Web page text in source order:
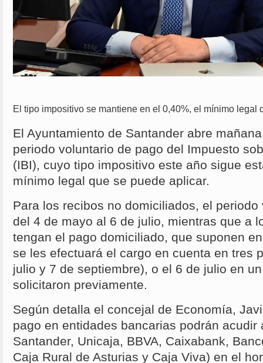
El tipo impositivo se mantiene en el 0,40%, el mínimo legal
El Ayuntamiento de Santander abre
periodo voluntario de pago del Impuesto
(IBI), cuyo tipo impositivo este año sigue
mínimo legal que se puede aplicar.
Para los recibos no domiciliados, el
del 4 de mayo al 6 de julio, mientras que a
tengan el pago domiciliado, que suponen
se les efectuará el cargo en cuenta en tres
julio y 7 de septiembre), o el 6 de julio en
solicitaron previamente.
Según detalla el concejal de Economía,
pago en entidades bancarias podrán acudir
Santander, Unicaja, BBVA, Caixabank,
Caja Rural de Asturias y Caja Viva) en el